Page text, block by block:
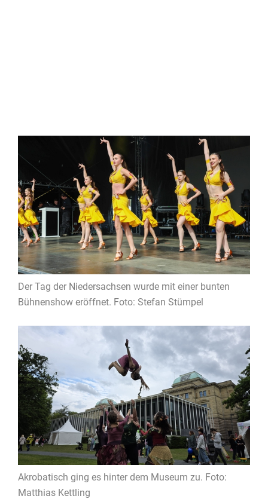
Der Tag der Niedersachsen wurde mit einer bunten
Bühnenshow eröffnet. Foto: Stefan Stümpel
Akrobatisch ging es hinter dem Museum zu. Foto:
Matthias Kettling